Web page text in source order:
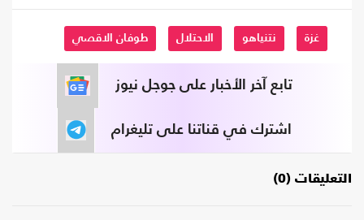
غزة نتنياهو الاحتلال طوفان الاقصي
تابع آخر الأخبار على جوجل نيوز
اشترك في قناتنا على تليغرام
التعليقات (0)